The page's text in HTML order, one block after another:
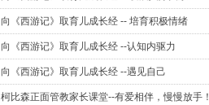
向《西游记》取育儿成长经 -- 培育积极情绪
向《西游记》取育儿成长经 --认知内驱力
向《西游记》取育儿成长经 --遇见自己
柯比森正面管教家长课堂--有爱相伴，慢慢放手！